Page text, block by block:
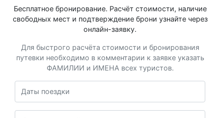
Бесплатное бронирование. Расчёт стоимости, наличие
свободных мест и подтверждение брони узнайте через
онлайн-заявку.
Для быстрого расчёта стоимости и бронирования
путевки необходимо в комментарии к заявке указать
ФАМИЛИИ и ИМЕНА всех туристов.